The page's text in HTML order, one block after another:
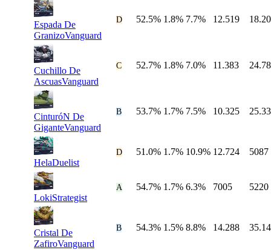
Espada De
GranizoVanguard
D 52.5% 1.8% 7.7% 12.519
Cuchillo De
AscuasVanguard
C 52.7% 1.8% 7.0% 11.383
CinturóN De
GiganteVanguard
B 53.7% 1.7% 7.5% 10.325
HelaDuelist
D 51.0% 1.7% 10.9% 12.724 5087
LokiStrategist
A 54.7% 1.7% 6.3% 7005 5220
Cristal De
ZafiroVanguard
B 54.3% 1.5% 8.8% 14.288